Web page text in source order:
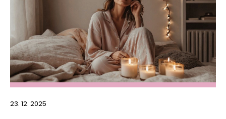
23. 12. 2025